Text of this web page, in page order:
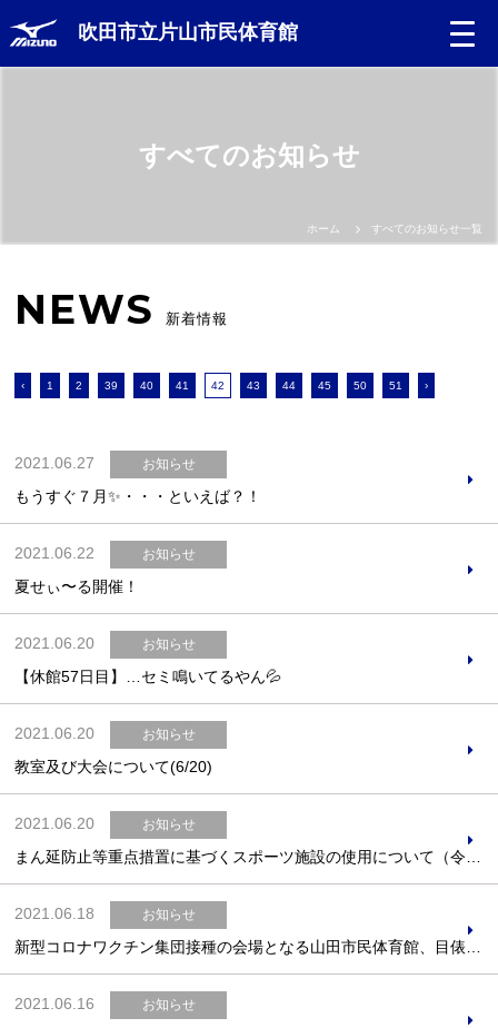
吹田市立片山市民体育館
お問合せフォーム
吹田市スポーツ施設予約システム(OPAS)
すべてのお知らせ
ホーム すべてのお知らせ一覧
NEWS 新着情報
‹ 1 2 39 40 41 42 43 44 45 50 51 ›
2021.06.27 お知らせ
もうすぐ７月✨・・・といえば？！
2021.06.22 お知らせ
夏せぃ〜る開催！
2021.06.20 お知らせ
【休館57日目】…セミ鳴いてるやん💦
2021.06.20 お知らせ
教室及び大会について(6/20)
2021.06.20 お知らせ
2021.06.18 お知らせ
2021.06.16 お知らせ